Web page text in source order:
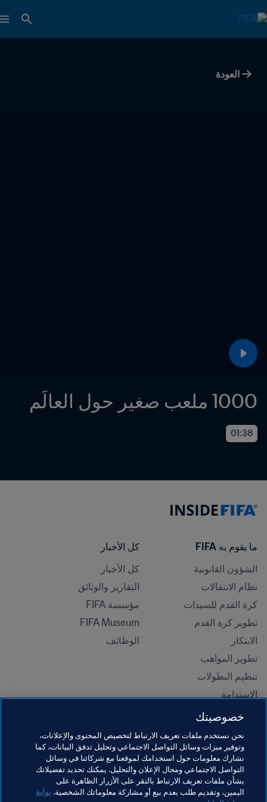
العودة
1000 ملعب صغير حول العالَم
01:38
ما يقوم به FIFA
الشؤون القانونية
نظام الانتقالات
كرة القدم للسيدات
تطوير كرة القدم
الابتكار
تطوير المواهب
تنظيم البطولات
الاستدامة
حقوق الإنسان ومناهضة التمييز
المبادرات التعليمية
كل الأخبار
كل الأخبار
التقارير والوثائق
مؤسسة FIFA
FIFA Museum
الوظائف
خصوصيتك
نحن نستخدم ملفات تعريف الارتباط لتخصيص المحتوى والإعلانات،
وتوفير ميزات وسائل التواصل الاجتماعي وتحليل تدفق البيانات، كما
نشارك معلومات حول استخدامك لموقعنا مع شركائنا في وسائل
التواصل الاجتماعي ومجال الإعلان والتحليل. يمكنك تحديد تفضيلاتك
بشأن ملفات تعريف الارتباط بالنقر على الأزرار الظاهرة على
اليمين، وتقديم طلب بعدم بيع أو مشاركة معلوماتك الشخصية. بوابة